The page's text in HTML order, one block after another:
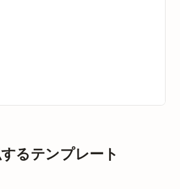
るテンプレート